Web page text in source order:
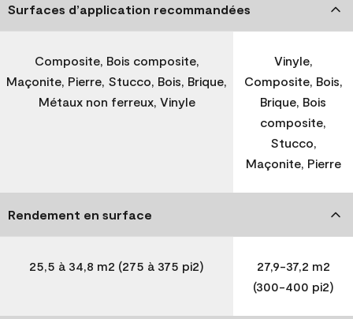
Surfaces d’application recommandées
Composite, Bois composite,
Maçonite, Pierre, Stucco, Bois, Brique,
Métaux non ferreux, Vinyle
Vinyle,
Composite, Bois,
Brique, Bois
composite,
Stucco,
Maçonite, Pierre
Rendement en surface
25,5 à 34,8 m2 (275 à 375 pi2)
27,9-37,2 m2
(300-400 pi2)